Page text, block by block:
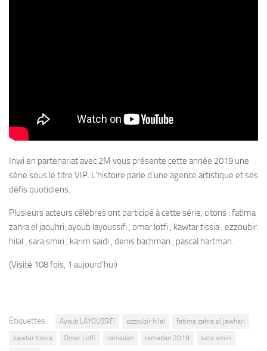
Inwi en partenariat avec 2M vous présente cette année 2019 une
série sous le titre VIP. L’histoire parle d’une agence artistique et ses
défis quotidiens.
Plusieurs acteurs célèbres ont participé à cette série, citons : fatima
zahra el jaouhri, ayoub layoussifi , omar lotfi , kawtar tissia , ezzoubir
hilal , sara smiri , karim saidi , denis bachman , pascal hartman.
(Visité 108 fois, 1 aujourd'hui)
Étiquettes : Ayoub LAYOUSSIFI ezzoubir hilal
fatima zahra el jawhari
kawtar tissia
Omar Lotfi ramadan ramadan 2019
sara smiri